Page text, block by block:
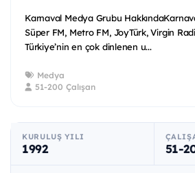
Karnaval Medya Grubu
Süper FM, Metro FM, JoyTürk, Virgin
Türkiye’nin en çok dinlenen u...
Medya
51-200 Çalışan
KURULUŞ YILI
1992 51-